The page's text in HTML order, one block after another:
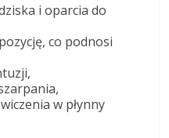
i oparcia do
co podnosi
w płynny